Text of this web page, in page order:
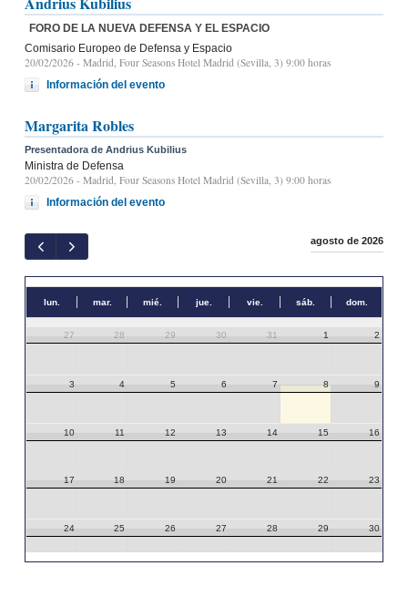
FORO DE LA NUEVA DEFENSA Y EL ESPACIO
Comisario Europeo de Defensa y Espacio
20/02/2026 - Madrid, Four Seasons Hotel Madrid (Sevilla, 3) 9:00 horas
Información del evento
Margarita Robles
Presentadora de Andrius Kubilius
Ministra de Defensa
20/02/2026 - Madrid, Four Seasons Hotel Madrid (Sevilla, 3) 9:00 horas
Información del evento
agosto de 2026
lun. mar. mié. jue. vie. sáb. dom.
27 28 29 30 31 1 2
3 4 5 6 7 8 9
10 11 12 13 14 15 16
17 18 19 20 21 22 23
24 25 26 27 28 29 30